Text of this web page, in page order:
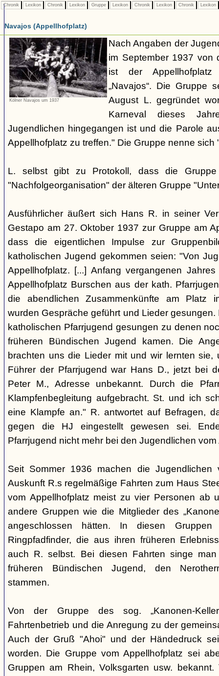
Chronik Lexikon Chronik Lexikon Gruppe Lexikon Chronik Lexikon Chronik Lexikon
Navajos (Appellhofplatz)
Kölner Navajos um 1937
Nach Angaben der
im September 1937 von
ist der
„Navajos“. Die Gruppe
August L. gegründet
Karneval dieses
Jugendlichen hingegangen ist und die Parole
Appellhofplatz zu treffen." Die Gruppe nenne sich
L. selbst gibt zu Protokoll, dass die Gruppe
"Nachfolgeorganisation" der älteren Gruppe
Ausführlicher äußert sich Hans R. in seiner
Gestapo am 27. Oktober 1937 zur Gruppe am
dass die eigentlichen Impulse zur
katholischen Jugend gekommen seien: "Von
Appellhofplatz. [...] Anfang vergangenen
Appellhofplatz Burschen aus der kath.
die abendlichen Zusammenkünfte am Platz
wurden Gespräche geführt und Lieder
katholischen Pfarrjugend gesungen zu denen
früheren Bündischen Jugend kamen. Die
brachten uns die Lieder mit und wir lernten sie,
Führer der Pfarrjugend war Hans D., jetzt bei
Peter M., Adresse unbekannt. Durch die
Klampfenbegleitung aufgebracht. St. und ich
eine Klampfe an." R. antwortet auf Befragen,
gegen die HJ eingestellt gewesen sei.
Pfarrjugend nicht mehr bei den Jugendlichen
Seit Sommer 1936 machen die Jugendlichen
Auskunft R.s regelmäßige Fahrten zum Haus
vom Appellhofplatz meist zu vier Personen ab
andere Gruppen wie die Mitglieder des
angeschlossen hätten. In diesen
Ringpfadfinder, die aus ihren früheren
auch R. selbst. Bei diesen Fahrten singe
früheren Bündischen Jugend, den
stammen.
Von der Gruppe des sog. „Kanonen-
Fahrtenbetrieb und die Anregung zu der
Auch der Gruß "Ahoi" und der Händedruck
worden. Die Gruppe vom Appellhofplatz sei
Gruppen am Rhein, Volksgarten usw.